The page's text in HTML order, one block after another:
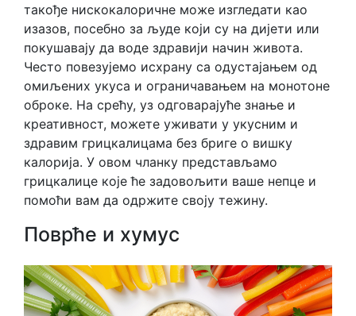
такође нискокалоричне може изгледати као
изазов, посебно за људе који су на дијети или
покушавају да воде здравији начин живота.
Често повезујемо исхрану са одустајањем од
омиљених укуса и ограничавањем на монотоне
оброке. На срећу, уз одговарајуће знање и
креативност, можете уживати у укусним и
здравим грицкалицама без бриге о вишку
калорија. У овом чланку представљамо
грицкалице које ће задовољити ваше непце и
помоћи вам да одржите своју тежину.
Поврће и хумус